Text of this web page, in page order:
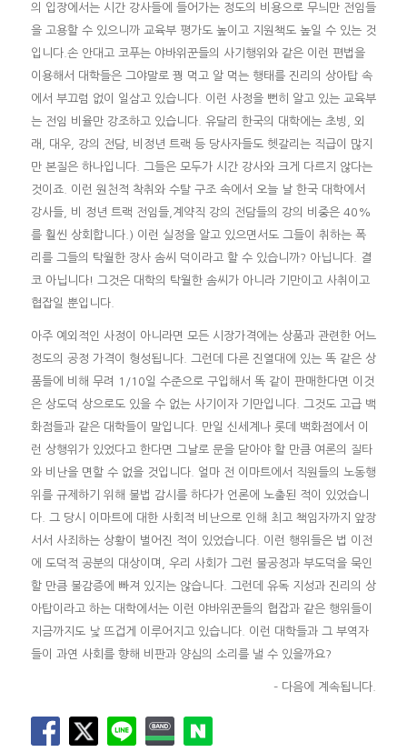
의 입장에서는 시간 강사들에 들어가는 정도의 비용으로 무늬만 전임들
을 고용할 수 있으니까 교육부 평가도 높이고 지원책도 높일 수 있는 것
입니다.손 안대고 코푸는 야바위꾼들의 사기행위와 같은 이런 편법을
이용해서 대학들은 그야말로 꿩 먹고 알 먹는 행태를 진리의 상아탑 속
에서 부끄럼 없이 일삼고 있습니다. 이런 사정을 뻔히 알고 있는 교육부
는 전임 비율만 강조하고 있습니다. 유달리 한국의 대학에는 초빙, 외
래, 대우, 강의 전담, 비정년 트랙 등 당사자들도 헷갈리는 직급이 많지
만 본질은 하나입니다. 그들은 모두가 시간 강사와 크게 다르지 않다는
것이죠. 이런 원천적 착취와 수탈 구조 속에서 오늘 날 한국 대학에서
강사들, 비 정년 트랙 전임들,계약직 강의 전담들의 강의 비중은 40%
를 훨씬 상회합니다.) 이런 실정을 알고 있으면서도 그들이 취하는 폭
리를 그들의 탁월한 장사 솜씨 덕이라고 할 수 있습니까? 아닙니다. 결
코 아닙니다! 그것은 대학의 탁월한 솜씨가 아니라 기만이고 사취이고
협잡일 뿐입니다.
아주 예외적인 사정이 아니라면 모든 시장가격에는 상품과 관련한 어느
정도의 공정 가격이 형성됩니다. 그런데 다른 진열대에 있는 똑 같은 상
품들에 비해 무려 1/10일 수준으로 구입해서 똑 같이 판매한다면 이것
은 상도덕 상으로도 있을 수 없는 사기이자 기만입니다. 그것도 고급 백
화점들과 같은 대학들이 말입니다. 만일 신세계나 롯데 백화점에서 이
런 상행위가 있었다고 한다면 그날로 문을 닫아야 할 만큼 여론의 질타
와 비난을 면할 수 없을 것입니다. 얼마 전 이마트에서 직원들의 노동행
위를 규제하기 위해 불법 감시를 하다가 언론에 노출된 적이 있었습니
다. 그 당시 이마트에 대한 사회적 비난으로 인해 최고 책임자까지 앞장
서서 사죄하는 상황이 벌어진 적이 있었습니다. 이런 행위들은 법 이전
에 도덕적 공분의 대상이며, 우리 사회가 그런 불공정과 부도덕을 묵인
할 만큼 불감증에 빠져 있지는 않습니다. 그런데 유독 지성과 진리의 상
아탑이라고 하는 대학에서는 이런 야바위꾼들의 협잡과 같은 행위들이
지금까지도 낯 뜨겁게 이루어지고 있습니다. 이런 대학들과 그 부역자
들이 과연 사회를 향해 비판과 양심의 소리를 낼 수 있을까요?
– 다음에 계속됩니다.